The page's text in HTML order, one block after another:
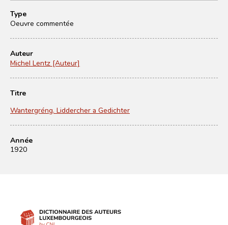
Type
Oeuvre commentée
Auteur
Michel Lentz [Auteur]
Titre
Wantergréng. Liddercher a Gedichter
Année
1920